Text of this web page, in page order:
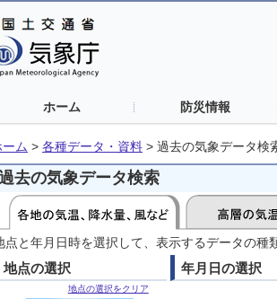
ホーム 防災情報
ーム > 各種データ・資料 > 過去の気象データ検
去の気象データ検索
点と年月日時を選択して、表示するデータの種
地点の選択
地点の選択をクリア
年月日の選択